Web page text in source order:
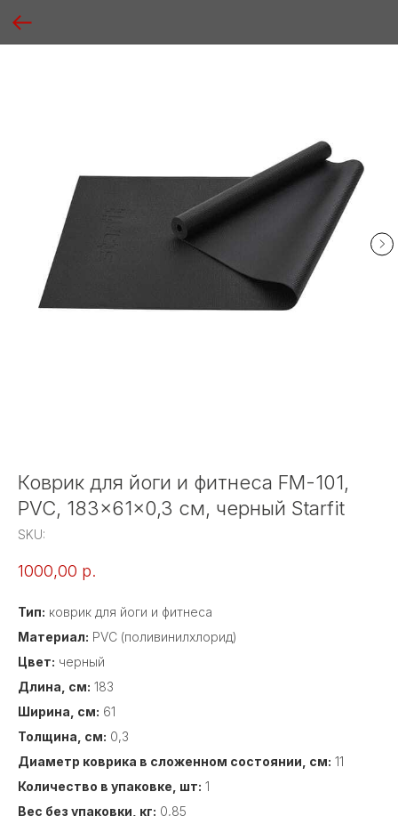
Коврик для йоги и фитнеса FM-101,
PVC, 183x61x0,3 см, черный Starfit
SKU:
1000,00 р.
Тип: коврик для йоги и фитнеса
Материал: PVC (поливинилхлорид)
Цвет: черный
Длина, см: 183
Ширина, см: 61
Толщина, см: 0,3
Диаметр коврика в сложенном состоянии, см: 11
Количество в упаковке, шт: 1
Вес без упаковки, кг: 0,85